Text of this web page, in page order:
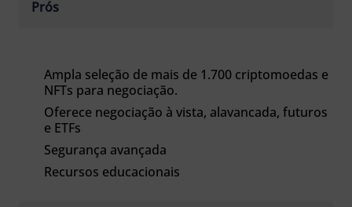
Prós
Ampla seleção de mais de 1.700 criptomoedas e
NFTs para negociação.
Oferece negociação à vista, alavancada, futuros
e ETFs
Segurança avançada
Recursos educacionais